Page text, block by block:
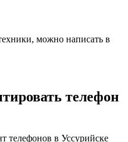
можно написать в
телефон
телефонов в Уссурийске